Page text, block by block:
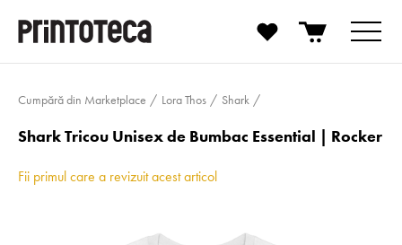
Cumpără din Marketplace Lora Thos Shark
Shark Tricou Unisex de Bumbac Essential | Rocker
Fii primul care a revizuit acest articol